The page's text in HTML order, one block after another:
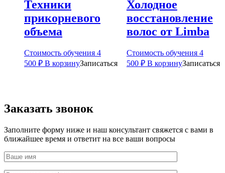
Техники
прикорневого
объема
Стоимость обучения 4
500 ₽ В корзинуЗаписаться
Холодное
восстановление
волос от Limba
Стоимость обучения 4
500 ₽ В корзинуЗаписаться
Заказать звонок
Заполните форму ниже и наш консультант свяжется с вами в
ближайшее время и ответит на все ваши вопросы